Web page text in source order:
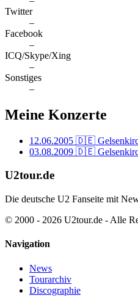
Twitter
–
Facebook
–
ICQ/Skype/Xing
–
Sonstiges
–
Meine Konzerte
12.06.2005 🇩🇪
03.08.2009 🇩🇪
U2tour.de
Die deutsche U2 Fanseite mit
© 2000 - 2026 U2tour.de - Alle
Navigation
News
Tourarchiv
Discographie